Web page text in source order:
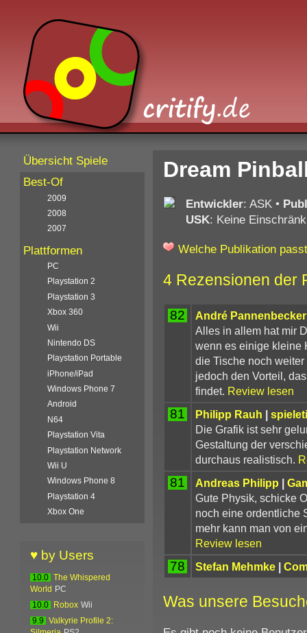
Dream
Entwickler: ASK •
USK: Keine
Welche Publikation
4 Rezensionen der
82 André Pannenbecker
Alles in allem hat mir
wenn es einige kleine
die Tische noch
jedoch den Vorteil,
findet. Review lesen
81 Philipp Rauh |
Die Grafik ist sehr
Gestaltung der
durchaus realistisch.
81 Andreas Philipp |
Gute Physik, schicke
noch eine ordentliche
mehr kann man von
Review lesen
78 Stefan Mehmke|
Was unsere
Übersicht Spiele
Best-Of
2009
2008
2007
Plattformen
PC
Playstation 2
Playstation 3
Xbox 360
Wii
Nintendo DS
Playstation Portable
iPhone/iPad
Windows Phone 7
Android
N64
Playstation Vita
Playstation Network
Wii U
Windows Phone 8
Playstation 4
Xbox One
♥ by Users
10.0
The Whispered
World
PC
10.0
Robox Wii
9.9
Valkyrie Profile 2: